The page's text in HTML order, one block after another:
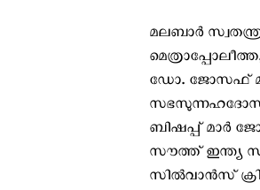
മലബാർ
ഡോ. ജോസഫ്
സഭസുന്നഹദോസ്
ബിഷപ്പ് മാർ
സൗത്ത് ഇന്ത്യ
സിൽവാൻസ്